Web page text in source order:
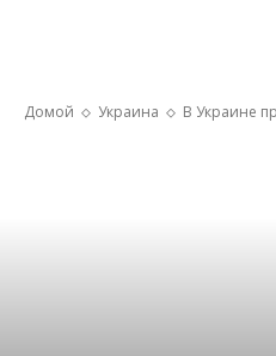
Домой Украина В Украине